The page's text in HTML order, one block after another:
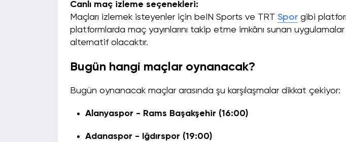
Canlı maç izleme seçenekleri:
Maçları izlemek isteyenler için beIN Sports ve TRT Spor gibi
platformlarda maç yayınlarını takip etme imkânı sunan
alternatif olacaktır.
Bugün hangi maçlar oynanacak?
Bugün oynanacak maçlar arasında şu karşılaşmalar dikkat çekiyor:
Alanyaspor - Rams Başakşehir (16:00)
Adanaspor - Iğdırspor (19:00)